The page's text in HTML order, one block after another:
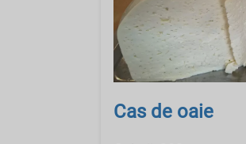
Cas de oaie